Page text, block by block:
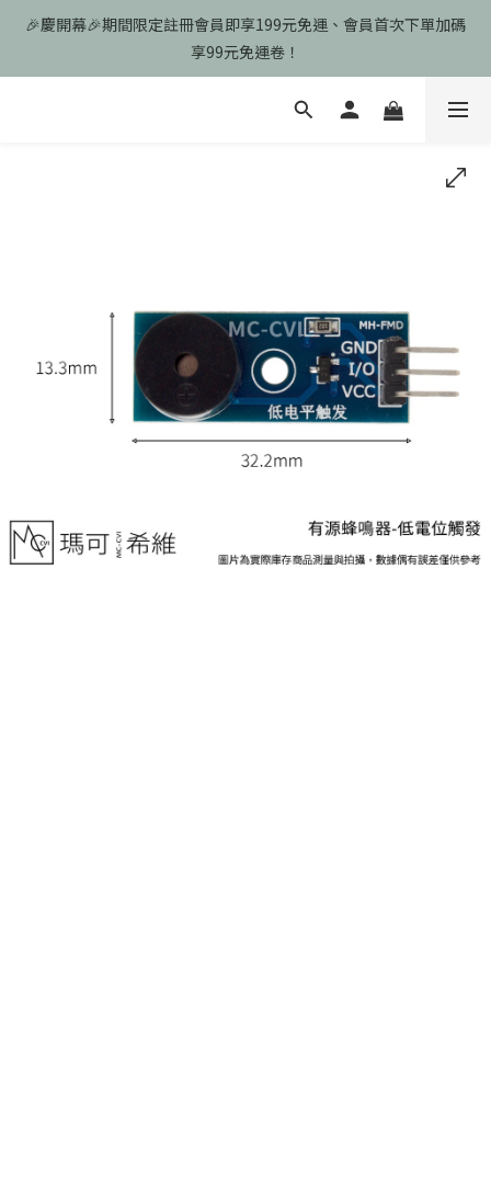
🎉慶開幕🎉期間限定註冊會員即享199元免運、會員首次下單加碼
享99元免運卷！
🎉慶開幕🎉期間限定註冊會員即享199元免運、會員首次下單加碼
享99元免運卷！
歡迎光臨瑪可希維，本站商品皆為台灣現貨、含稅可打統編
🎉慶開幕🎉期間限定註冊會員即享199元免運、會員首次下單加碼